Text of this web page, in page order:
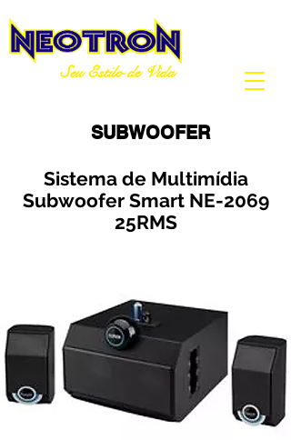
Seu Estilo de Vida
SUBWOOFER
Sistema de Multimídia
Subwoofer Smart NE-2069
25RMS